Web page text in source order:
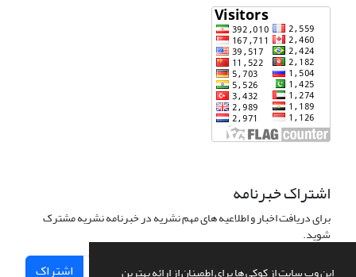
این وب سایت از کوکی ها برای اطمینان از ارائه بهترین
اشتراک خبرنامه
برای دریافت اخبار و اطلاعیه های مهم نشریه در خبرنامه نشریه مشترک
شوید.
اشتراک